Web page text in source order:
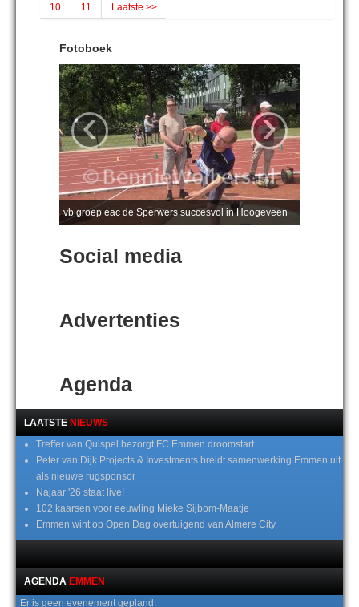
10 11 Laatste >>
Fotoboek
vb groep eac de Sperwers succesvol in Hoogeveen
‹ ›
Social media
Advertenties
Agenda
LAATSTE NIEUWS
Treffer van Quispel bezorgt FC Emmen droomstart
Peter van Dijk Projects & Investments breidt samenwerking Emmen uit
als nieuwe rugsponsor
Najaar '26 staat live!
102 kaarsen voor eeuwling Mieke Sijbom-Maatje
Emmen wint op Open Dag overtuigend van Almere City
AGENDA EMMEN
Er is geen evenement gepland.